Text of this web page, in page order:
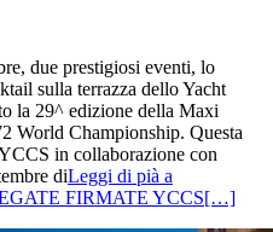
due prestigiosi eventi, lo
sulla terrazza dello Yacht
la 29^ edizione della Maxi
World Championship. Questa
in collaborazione con
diLeggi di pià a
FIRMATE YCCS[…]